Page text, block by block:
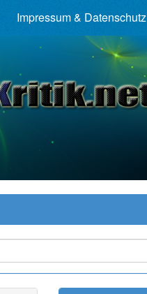
Impressum & Datenschutz